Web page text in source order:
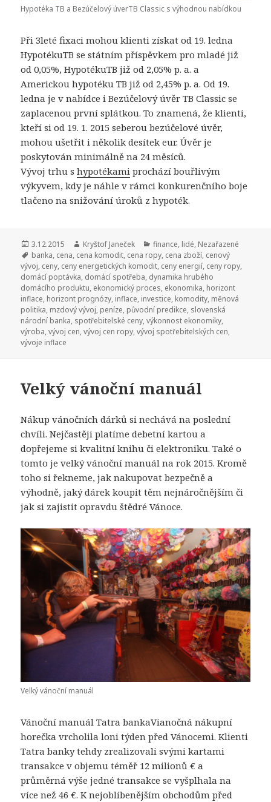
Hypotéka TB a Bezúčelový úverTB Classic s výhodnou nabídkou
Při 3leté fixaci mohou klienti získat od 19. ledna
HypotékuTB se státním příspěvkem pro mladé již
od 0,05%, HypotékuTB již od 2,05% p. a. a
Americkou hypotéku TB již od 2,45% p. a. Od 19.
ledna je v nabídce i Bezúčelový úvěr TB Classic se
zaplacenou první splátkou. To znamená, že klienti,
kteří si od 19. 1. 2015 seberou bezúčelové úvěr,
mohou ušetřit i několik desítek eur. Úvěr je
poskytován minimálně na 24 měsíců.
Vývoj trhu shypotékami prochází bouřlivým
výkyvem, kdy je náhle v rámci konkurenčního boje
tlačeno na snižování úroků z hypoték.
Publikováno:
3.12.2015 Autor:
Kryštof Janeček Rubriky:
finance, lidé, Nezařazené
Štítky:
banka, cena, cena komodit, cena ropy, cena zboží, cenový
vývoj, ceny, ceny energetických komodit, ceny energií, ceny ropy,
domácí poptávka, domácí spotřeba, dynamika hrubého
domácího produktu, ekonomický proces, ekonomika, horizont
inflace, horizont prognózy, inflace, investice, komodity, měnová
politika, mzdový vývoj, peníze, původní predikce, slovenská
národní banka, spotřebitelské ceny,výkonnost ekonomiky,
výroba,vývoj cen,vývoj cen ropy,vývoj spotřebitelských cen,
vývoje inflace
Velký vánoční manuál
Nákup vánočních dárků si nechává na poslední
chvíli. Nejčastěji platíme debetní kartou a
dopřejeme si kvalitní knihu či elektroniku. Také o
tomto je velký vánoční manuál na rok 2015. Kromě
toho si řekneme, jak nakupovat bezpečně a
výhodně, jaký dárek koupit těm nejnáročnějším či
jak si zajistit opravdu štědré Vánoce.
Velký vánoční manuál
Vánoční manuál Tatra bankaVianočná nákupní
horečka vrcholila loni týden před Vánocemi. Klienti
Tatra banky tehdy zrealizovali svými kartami
transakce v objemu téměř 12 milionů € a
průměrná výše jedné transakce se vyšplhala na
více než 46 €. K nejoblíbenějším obchodům před